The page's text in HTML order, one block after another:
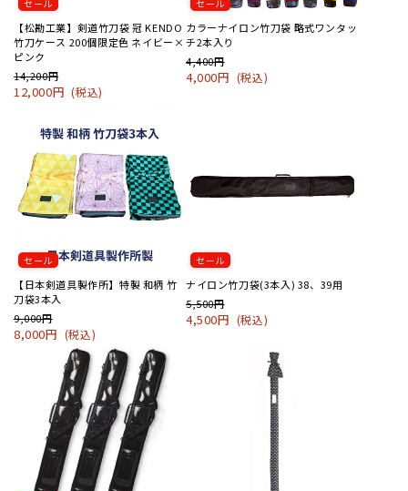
セール
【松勘工業】剣道竹刀袋 冠 KENDO
竹刀ケース 200個限定色 ネイビー×
ピンク
14,200円
12,000円(税込)
セール
カラーナイロン竹刀袋 略式ワンタッ
チ2本入り
4,400円
4,000円 (税込)
セール
【日本剣道具製作所】特製 和柄 竹
刀袋3本入
9,000円
8,000円 (税込)
セール
ナイロン竹刀袋(3本入) 38、39用
5,500円
4,500円 (税込)